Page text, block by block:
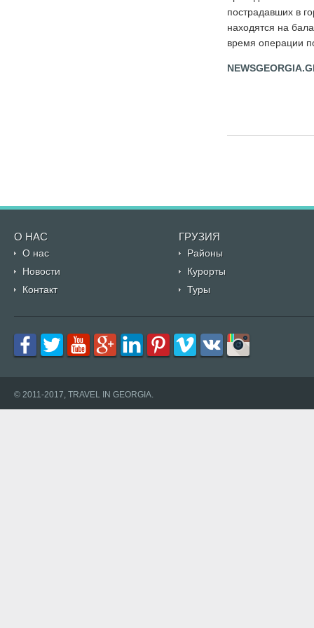
пострадавших в
находятся на
время операции
О НАС ГРУЗИЯ
О нас
Районы
Новости
Курорты
Контакт
Туры
© 2011-2017, TRAVEL IN GEORGIA.